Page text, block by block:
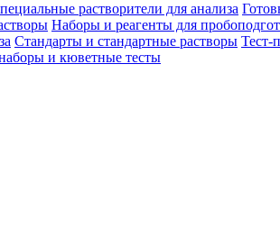
растворители для анализа
Наборы и реагенты для
Стандарты и стандартные растворы Тест-
и кюветные тесты